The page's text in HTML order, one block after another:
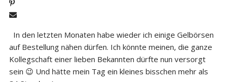
In den letzten Monaten habe wieder ich einige Gelbörsen
auf Bestellung nähen dürfen. Ich könnte meinen, die ganze
Kollegschaft einer lieben Bekannten dürfte nun versorgt
sein 😉 Und hätte mein Tag ein kleines bisschen mehr als